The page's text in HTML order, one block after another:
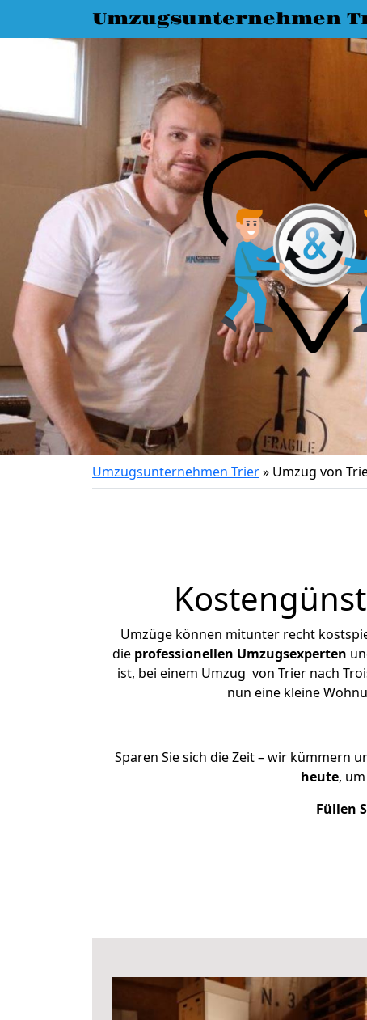
Umzugsunternehmen
Umzugsunternehmen Trier» Umzug von
Umzüge können mitunter recht
die professionellen Umzugsexperten
ist, bei einem Umzug von Trier nach
nun eine kleine
Sparen Sie sich die Zeit – wir kümmern
heute,
Füllen